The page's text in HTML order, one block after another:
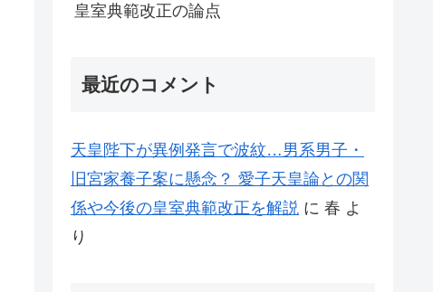
皇室典範改正の論点
最近のコメント
天皇陛下が異例発言で波紋…男系男子・
旧宮家養子案に懸念？ 愛子天皇論との関
係や今後の皇室典範改正を解説 に 春 よ
り